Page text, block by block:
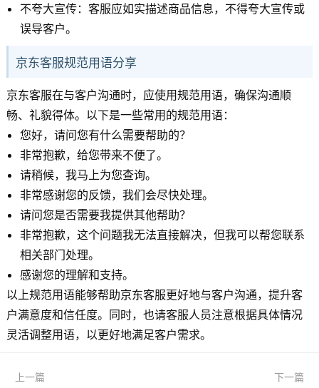
不夸大宣传：客服应如实描述商品信息，不得夸大宣传或
误导客户。
京东客服规范用语分享
京东客服在与客户沟通时，应使用规范用语，确保沟通顺
畅、礼貌得体。以下是一些常用的规范用语：
您好，请问您有什么需要帮助的？
非常抱歉，给您带来不便了。
请稍候，我马上为您查询。
非常感谢您的反馈，我们会尽快处理。
请问您是否需要我提供其他帮助？
非常抱歉，这个问题我无法直接解决，但我可以帮您联系
相关部门处理。
感谢您的理解和支持。
以上规范用语能够帮助京东客服更好地与客户沟通，提升客
户满意度和信任度。同时，也请客服人员注意根据具体情况
灵活调整用语，以更好地满足客户需求。
上一篇
下一篇